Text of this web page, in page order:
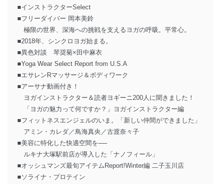
■インストラクターSelect
■フリーダイバー 岡本美鈴
極限の世界、深海への挑戦を支えるヨガの呼吸。平常心。
■2018年、シンクロヨガ始まる。
■異色対談 琴奨菊×田中麻衣
■Yoga Wear Select Report from U.S.A
■エサレンRマッサージ＆ボディワーク
■アーサナ動画付き！
ヨガインストラクター＆読者ヨギーニ200人に聞きました！
「ヨガの魅力って何ですか？」ヨガインストラクター編
■フィットネスエンジェルのいま。「新しい仲間ができました」
アミン・カレダ／鳥海真央／古渡奈々子
■美容に特化した快適空間を──
ルキナ大塚駅前店が導入した「ナノフィール」
■オッシュマンズ最旬アイテムReport!Winter編 二子玉川店
■ソライナ・プロテイン